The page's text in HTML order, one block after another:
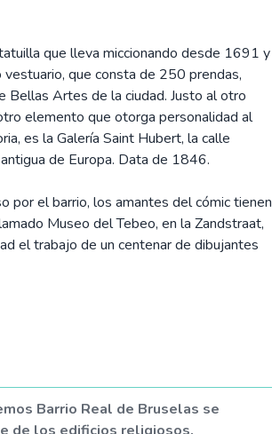
que lleva miccionando desde 1691 y
vestuario, que consta de 250 prendas,
Bellas Artes de la ciudad. Justo al otro
elemento que otorga personalidad al
es la Galería Saint Hubert, la calle
de Europa. Data de 1846.
por el barrio, los amantes del cómic tienen
Museo del Tebeo, en la Zandstraat,
el trabajo de un centenar de dibujantes
Barrio Real de Bruselas se